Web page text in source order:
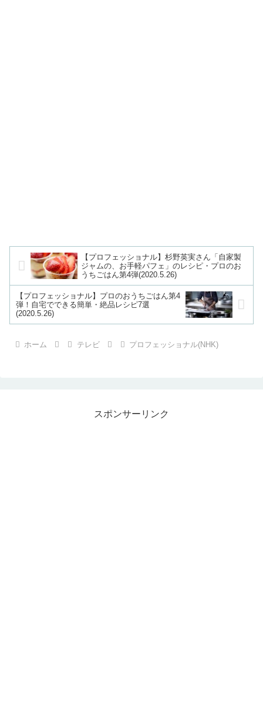
【プロフェッショナル】杉野英実さん「自家製
ジャムの、お手軽パフェ」のレシピ・プロのお
うちごはん第4弾(2020.5.26)
【プロフェッショナル】プロのおうちごはん第4
弾！自宅でできる簡単・絶品レシピ7選
(2020.5.26)
ホーム テレビ プロフェッショナル(NHK)
スポンサーリンク